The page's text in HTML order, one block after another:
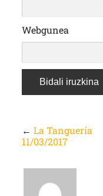
Webgunea
← La Tanguería
11/03/2017